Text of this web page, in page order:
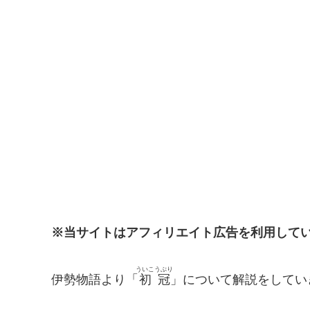
※当サイトはアフィリエイト広告を利用してい
伊勢物語より「 初冠
ういこうぶり
」について解説をしてい